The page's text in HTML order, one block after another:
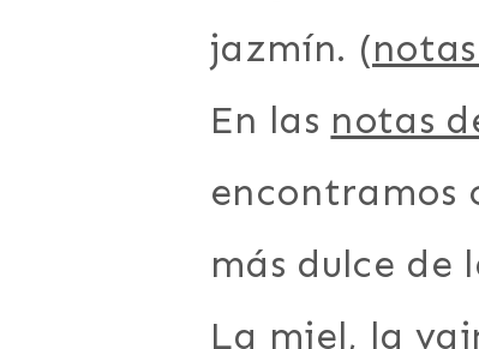
jazmín. (
En las notas
encontramos
más dulce de
La miel, la